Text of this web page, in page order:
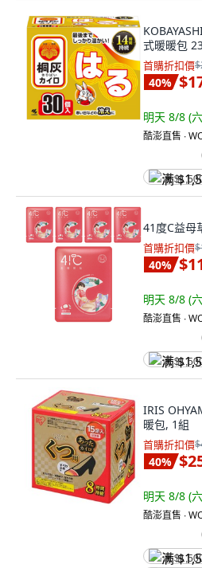
式暖暖包
首購折扣價
40%
明天 8/8 (
酷澎直售 ∙
满
41度C益母
首購折扣價
40%
明天 8/8 (
酷澎直售 ∙
满
IRIS
暖包, 1組
首購折扣價
40%
明天 8/8 (
酷澎直售 ∙
满